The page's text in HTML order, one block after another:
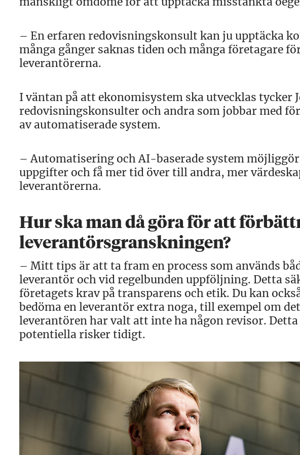
– En erfaren redovisningskonsult kan ju upptäcka
många gånger saknas tiden och många företagare
leverantörerna.
I väntan på att ekonomisystem ska utvecklas tycker
redovisningskonsulter och andra som jobbar med
av automatiserade system.
– Automatisering och AI-baserade system
uppgifter och få mer tid över till andra, mer
leverantörerna.
Hur ska man då göra för att
leverantörsgranskningen?
– Mitt tips är att ta fram en process som används
leverantör och vid regelbunden uppföljning. Detta
företagets krav på transparens och etik. Du kan
bedöma en leverantör extra noga, till exempel om
leverantören har valt att inte ha någon revisor.
potentiella risker tidigt.